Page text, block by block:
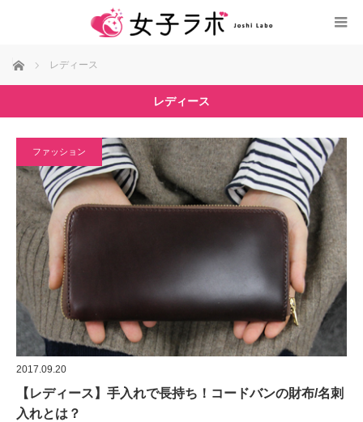
ホーム レディース
レディース
ファッション
2017.09.20
【レディース】手入れで長持ち！コードバンの財布/名刺
入れとは？